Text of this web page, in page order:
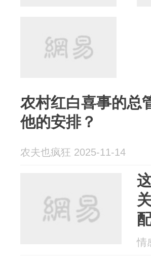
农村红白喜事的总
他的安排？
农夫也疯狂 2025-11-14
情